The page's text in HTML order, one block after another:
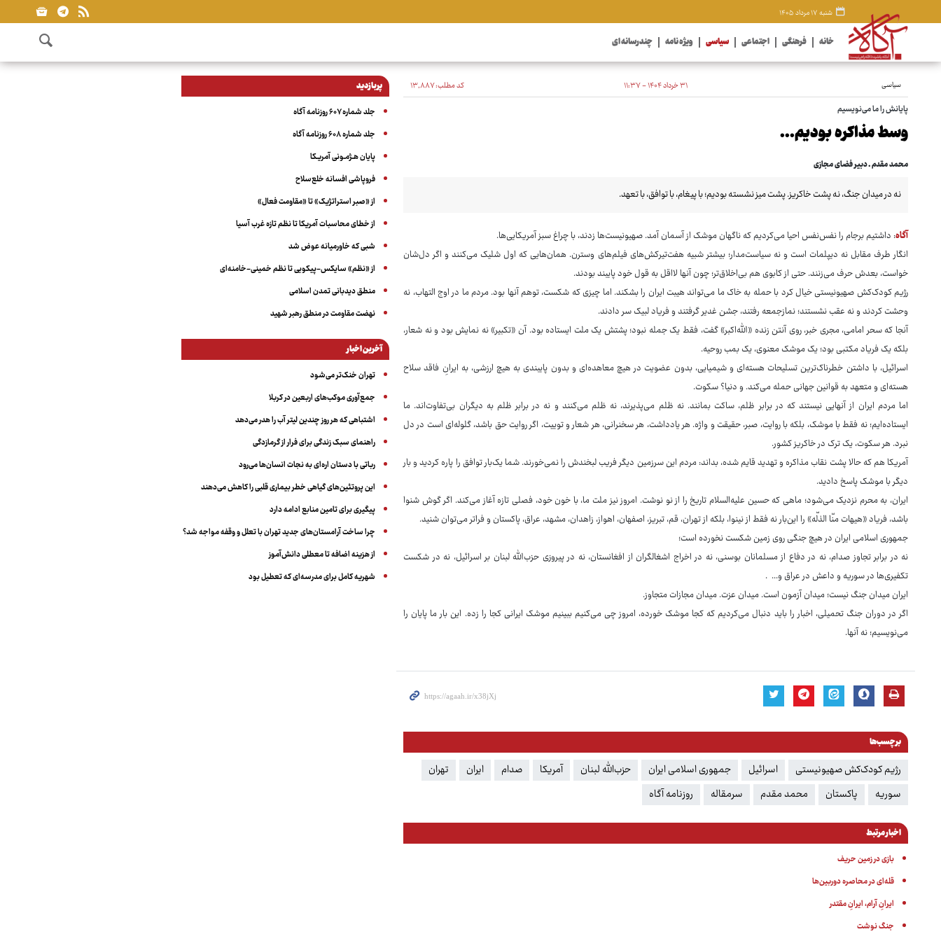
شنبه ۱۷ مرداد ۱۴۰۵
خانه فرهنگی اجتماعی سیاسی ویژه نامه چندرسانه ای
سیاسی ۳۱ خرداد ۱۴۰۴ - ۱۱:۳۷ کد مطلب:۱۳٬۸۸۷
پایانش را ما می‌نویسیم
وسط مذاکره بودیم...
محمد مقدم ـ دبیر فضای مجازی
نه در میدان جنگ، نه پشت خاکریز. پشت میز نشسته بودیم؛ با پیغام، با توافق، با تعهد.
آگاه: داشتیم برجام را نفس‌نفس احیا می‌کردیم که ناگهان موشک از آسمان آمد. صهیونیست‌ها زدند، با چراغ سبز آمریکایی‌ها.
انگار طرف مقابل نه دیپلمات است و نه سیاست‌مدار؛ بیشتر شبیه هفت‌تیرکش‌های فیلم‌های وسترن. همان‌هایی که اول شلیک می‌کنند و اگر دل‌شان
خواست، بعدش حرف می‌زنند. حتی از کابوی هم بی‌اخلاق‌تر؛ چون آنها لااقل به قول خود پایبند بودند.
رژیم کودک‌کش صهیونیستی خیال کرد با حمله به خاک ما می‌تواند هیبت ایران را بشکند. اما چیزی که شکست، توهم آنها بود. مردم ما در اوج التهاب، نه
وحشت کردند و نه عقب نشستند؛ نمازجمعه رفتند، جشن غدیر گرفتند و فریاد لبیک سر دادند.
آنجا که سحر امامی، مجری خبر، روی آنتن زنده «الله‌اکبر» گفت، فقط یک جمله نبود؛ پشتش یک ملت ایستاده بود. آن «تکبیر» نه نمایش بود و نه شعار،
بلکه یک فریاد مکتبی بود؛ یک موشک معنوی، یک بمب روحیه.
اسرائیل، با داشتن خطرناک‌ترین تسلیحات هسته‌ای و شیمیایی، بدون عضویت در هیچ معاهده‌ای و بدون پایبندی به هیچ ارزشی، به ایرانِ فاقد سلاح
هسته‌ای و متعهد به قوانین جهانی حمله می‌کند. و دنیا؟ سکوت.
اما مردم ایران از آنهایی نیستند که در برابر ظلم، ساکت بمانند. نه ظلم می‌پذیرند، نه ظلم می‌کنند و نه در برابر ظلم به دیگران بی‌تفاوت‌اند. ما
ایستاده‌ایم؛ نه فقط با موشک، بلکه با روایت، صبر، حقیقت و واژه. هر یادداشت، هر سخنرانی، هر شعار و توییت، اگر روایت حق باشد، گلوله‌ای است در دل
نبرد. هر سکوت، یک ترک در خاکریز کشور.
آمریکا هم که حالا پشت نقاب مذاکره و تهدید قایم شده، بداند: مردم این سرزمین دیگر فریب لبخندش را نمی‌خورند. شما یک‌بار توافق را پاره کردید و بار
دیگر با موشک پاسخ دادید.
ایران، به محرم نزدیک می‌شود؛ ماهی که حسین علیه‌السلام تاریخ را از نو نوشت. امروز نیز ملت ما، با خون خود، فصلی تازه آغاز می‌کند. اگر گوش شنوا
باشد، فریاد «هیهات منّا الذلّه» را این‌بار نه فقط از نینوا، بلکه از تهران، قم، تبریز، اصفهان، اهواز، زاهدان، مشهد، عراق، پاکستان و فراتر می‌توان شنید.
جمهوری اسلامی ایران در هیچ جنگی روی زمین شکست نخورده است؛
نه در برابر تجاوز صدام، نه در دفاع از مسلمانان بوسنی، نه در اخراج اشغالگران از افغانستان، نه در پیروزی حزب‌الله لبنان بر اسرائیل، نه در شکست
تکفیری‌ها در سوریه و داعش در عراق و... .
ایران میدان جنگ نیست؛ میدان آزمون است. میدان عزت. میدان مجازات متجاوز.
اگر در دوران جنگ تحمیلی، اخبار را باید دنبال می‌کردیم که کجا موشک خورده، امروز چی می‌کنیم ببینیم موشک ایرانی کجا را زده. این بار ما پایان را
می‌نویسیم؛ نه آنها.
برچسب‌ها
رژیم کودک‌کش صهیونیستی اسرائیل جمهوری اسلامی ایران حزب‌الله لبنان آمریکا صدام ایران
تهران
سوریه
پاکستان محمد مقدم سرمقاله روزنامه آگاه
اخبار مرتبط
بازی در زمین حریف
قله‌ای در محاصره دوربین‌ها
ایرانِ آرام، ایرانِ مقتدر
جنگ نوشت
پربازدید
جلد شماره ۶۰۷ روزنامه آگاه
جلد شماره ۶۰۸ روزنامه آگاه
پایان هـژمـونی آمریـکا
فروپاشی افسانه خلع‌سلاح
از «صبر استراتژیک» تا «مقاومت فعال»
از خطای محاسبات آمریکا تا نظم تازه غرب آسیا
شبی که خاورمیانه عوض شد
از «نظم» سایکس-پیکویی تا نظم خمینی-خامنه‌ای
منطق دیدبانی تمدن اسلامی
نهضت مقاومت در منطق رهبر شهید
آخرین اخبار
تهران خنک‌تر می‌شود
جمع‌آوری موکب‌های اربعین در کربلا
اشتباهی که هر روز چندین لیتر آب را هدر می‌دهد
راهنمای سبک زندگی برای فرار از گرمازدگی
رباتی با دستان اره‌ای به نجات انسان‌ها می‌رود
این پروتئین‌های گیاهی خطر بیماری قلبی را کاهش می‌دهند
پیگیری برای تامین منابع ادامه دارد
چرا ساخت آرامستان‌های جدید تهران با تعلل و وقفه مواجه شد؟
از هزینه اضافه تا معطلی دانش‌آموز
شهریه کامل برای مدرسه‌ای که تعطیل بود